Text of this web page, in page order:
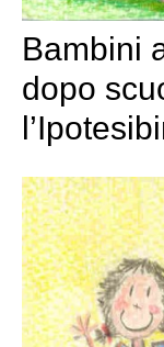
Bambini
dopo